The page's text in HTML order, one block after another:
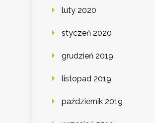
luty 2020
styczeń 2020
grudzień 2019
listopad 2019
październik 2019